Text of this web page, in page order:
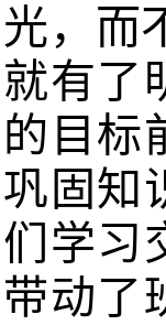
光，而
就有了
的目标
巩固知
们学习
带动了